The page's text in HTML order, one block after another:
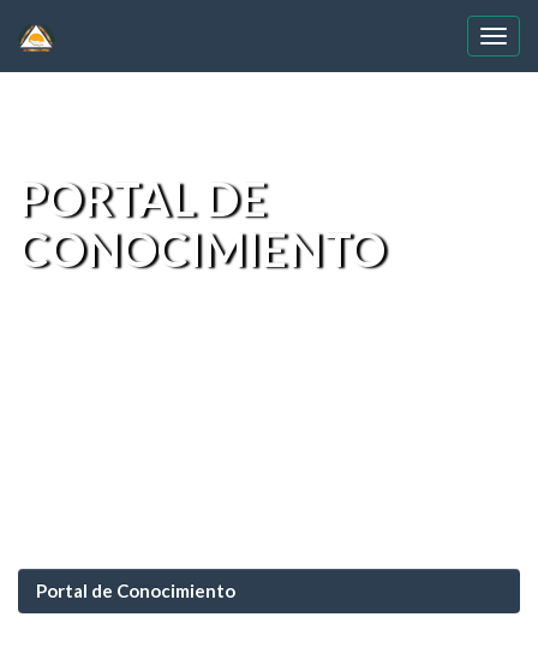
PORTAL DE
CONOCIMIENTO
Portal de Conocimiento